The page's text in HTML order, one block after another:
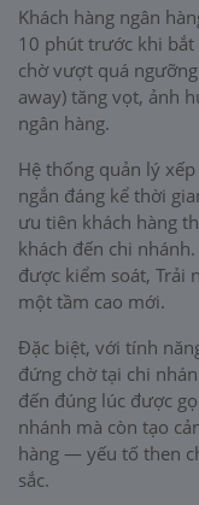
Khách hàng ngân
10 phút trước khi bắt
chờ vượt quá
away) tăng vọt, ảnh
ngân hàng.
Hệ thống quản lý
ngắn đáng kể thời
ưu tiên khách hàng
khách đến chi
được kiểm soát, Trải
một tầm cao mới.
Đặc biệt, với tính
đứng chờ tại chi
đến đúng lúc được
nhánh mà còn tạo
hàng — yếu tố then
sắc.